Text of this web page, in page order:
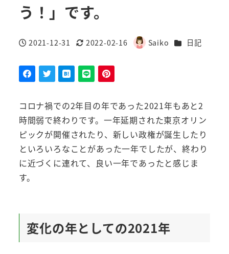
う！」です。
投稿日
2021-12-31
更新日
2022-02-16
著
Saiko カテゴリー
日記
コロナ禍での2年目の年であった2021年もあと2
時間弱で終わりです。一年延期された東京オリン
ピックが開催されたり、新しい政権が誕生したり
といろいろなことがあった一年でしたが、終わり
に近づくに連れて、良い一年であったと感じま
す。
変化の年としての2021年